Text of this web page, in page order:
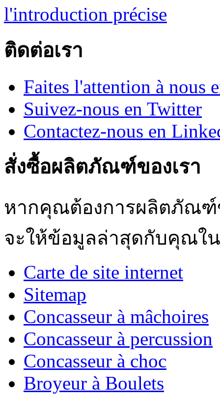
l'introduction précise
ติดต่อเรา
Faites l'attention à nous
Suivez-nous en Twitter
Contactez-nous en
สั่งซื้อผลิตภัณฑ์ของเรา
หากคุณต้องการผลิตภัณฑ์ข
จะให้ข้อมูลล่าสุดกับคุณใ
Carte de site internet
Sitemap
Concasseur à mâchoires
Concasseur à percussion
Concasseur à choc
Broyeur à Boulets